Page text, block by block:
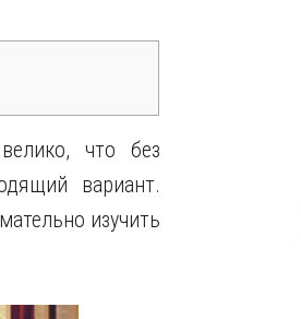
что без
вариант.
изучить